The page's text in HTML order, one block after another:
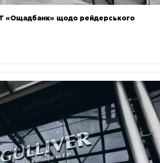
«Ощадбанк» щодо рейдерського